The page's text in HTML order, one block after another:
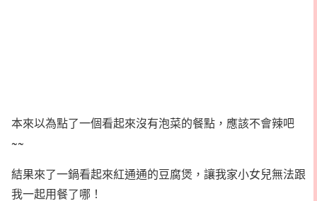
本來以為點了一個看起來沒有泡菜的餐點，應該不會辣吧
~~
結果來了一鍋看起來紅通通的豆腐煲，讓我家小女兒無法跟
我一起用餐了哪！